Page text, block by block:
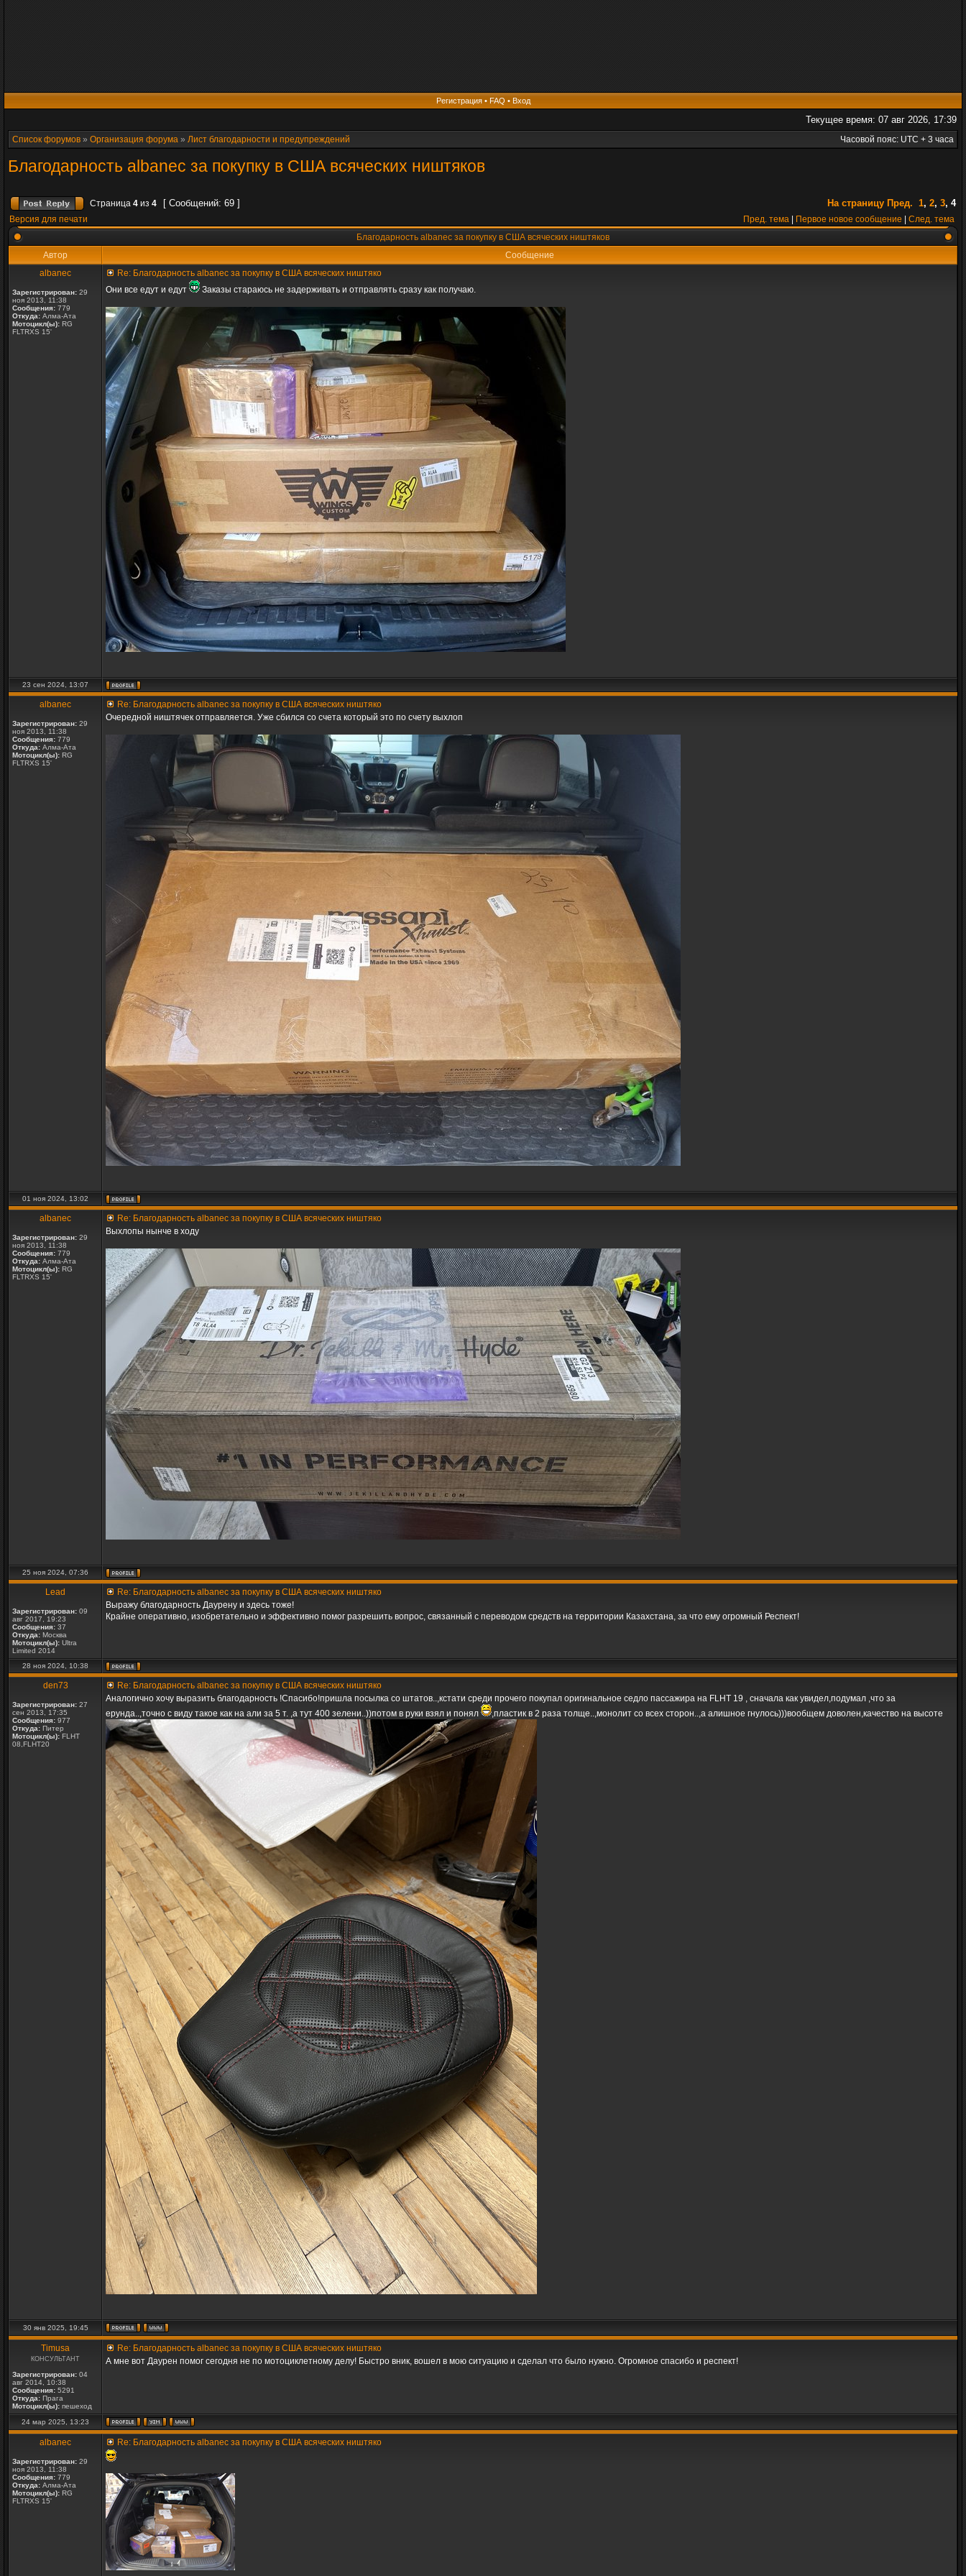
Регистрация• FAQ • Вход
Текущее время: 07 авг 2026, 17:39
Список форумов » Организация форума » Лист благодарности и предупреждений Часовой пояс: UTC + 3 часа
Благодарность albanec за покупку в США всяческих ништяков
Страница 4 из 4 [ Сообщений: 69 ] На страницу Пред. 1, 2, 3, 4
Версия для печати Пред. тема Первое новое сообщение
След. тема
Благодарность albanec за покупку в США всяческих ништяков
Автор
Сообщение
albanec
Зарегистрирован: 29
ноя 2013, 11:38
Сообщения: 779
Откуда: Алма-Ата
Мотоцикл(ы): RG
FLTRXS 15'
Re: Благодарность albanec за покупку в США всяческих ништяко
Они все едут и едут
Заказы стараюсь не задерживать и отправлять сразу как получаю.
23 сен 2024, 13:07
albanec
Зарегистрирован: 29
ноя 2013, 11:38
Сообщения: 779
Откуда: Алма-Ата
Мотоцикл(ы): RG
FLTRXS 15'
Re: Благодарность albanec за покупку в США всяческих ништяко
Очередной ништячек отправляется. Уже сбился со счета который это по счету выхлоп
01 ноя 2024, 13:02
albanec
Зарегистрирован: 29
ноя 2013, 11:38
Сообщения: 779
Откуда: Алма-Ата
Мотоцикл(ы): RG
FLTRXS 15'
Re: Благодарность albanec за покупку в США всяческих ништяко
Выхлопы нынче в ходу
25 ноя 2024, 07:36
Lead
Зарегистрирован: 09
авг 2017, 19:23
Сообщения: 37
Откуда: Москва
Мотоцикл(ы): Ultra
Limited 2014
Re: Благодарность albanec за покупку в США всяческих ништяко
Выражу благодарность Даурену и здесь тоже!
Крайне оперативно, изобретательно и эффективно помог разрешить вопрос, связанный с переводом средств на территории Казахстана, за что ему огромный Респект!
28 ноя 2024, 10:38
den73
Зарегистрирован: 27
сен 2013, 17:35
Сообщения: 977
Откуда: Питер
Мотоцикл(ы): FLHT
08,FLHT20
Re: Благодарность albanec за покупку в США всяческих ништяко
Аналогично хочу выразить благодарность !Спасибо!пришла посылка со штатов..,кстати среди прочего покупал оригинальное седло пассажира на FLHT 19 , сначала как увидел,подумал ,что за
ерунда..,точно с виду такое как на али за 5 т. ,а тут 400 зелени..))потом в руки взял и понял
,пластик в 2 раза толще..,монолит со всех сторон..,а алишное гнулось)))вообщем доволен,качество на высоте
30 янв 2025, 19:45
Timusa
КОНСУЛЬТАНТ
Зарегистрирован: 04
авг 2014, 10:38
Сообщения: 5291
Откуда: Прага
Мотоцикл(ы): пешеход
Re: Благодарность albanec за покупку в США всяческих ништяко
А мне вот Даурен помог сегодня не по мотоциклетному делу! Быстро вник, вошел в мою ситуацию и сделал что было нужно. Огромное спасибо и респект!
24 мар 2025, 13:23
albanec
Зарегистрирован: 29
ноя 2013, 11:38
Сообщения: 779
Откуда: Алма-Ата
Мотоцикл(ы): RG
FLTRXS 15'
Re: Благодарность albanec за покупку в США всяческих ништяко